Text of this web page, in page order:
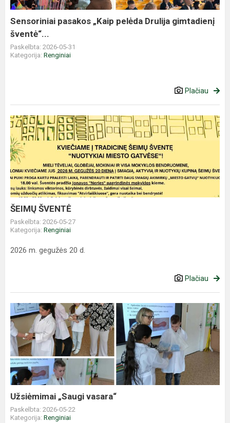
šventė“...
Sensoriniai pasakos „Kaip pelėda Drulija gimtadienį
šventė“...
Paskelbta: 2026-05-31
Kategorija: Renginiai
Plačiau
ŠEIMŲ
ŠVENTĖ
ŠEIMŲ ŠVENTĖ
Paskelbta: 2026-05-27
Kategorija: Renginiai
2026 m. gegužės 20 d.
Plačiau
Užsiėmimai
„Saugi
vasara“
Užsiėmimai „Saugi vasara“
Paskelbta: 2026-05-22
Kategorija: Renginiai